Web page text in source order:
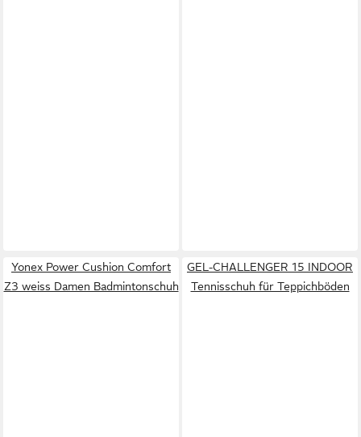
Yonex Power Cushion Comfort
Z3 weiss Damen Badmintonschuh
GEL-CHALLENGER 15 INDOOR
Tennisschuh für Teppichböden